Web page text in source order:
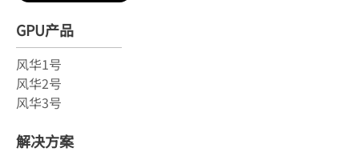
GPU产品
风华1号
风华2号
风华3号
解决方案